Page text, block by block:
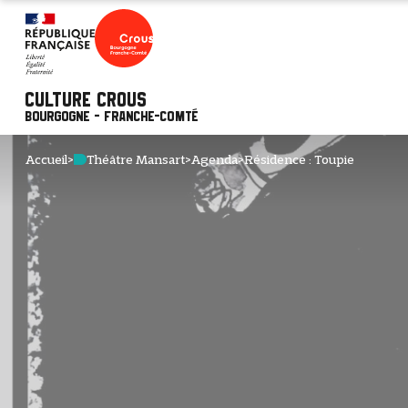
Culture Crous
Bourgogne - Franche-Comté
Accueil> Théâtre Mansart>Agenda>Résidence : Toupie